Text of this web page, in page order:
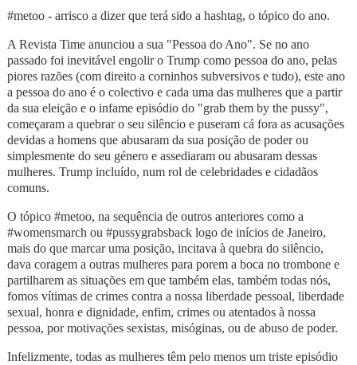
#metoo - arrisco a dizer que terá sido a hashtag, o tópico do ano.
A Revista Time anunciou a sua "Pessoa do Ano". Se no ano
passado foi inevitável engolir o Trump como pessoa do ano, pelas
piores razões (com direito a corninhos subversivos e tudo), este ano
a pessoa do ano é o colectivo e cada uma das mulheres que a partir
da sua eleição e o infame episódio do "grab them by the pussy",
começaram a quebrar o seu silêncio e puseram cá fora as acusações
devidas a homens que abusaram da sua posição de poder ou
simplesmente do seu género e assediaram ou abusaram dessas
mulheres. Trump incluído, num rol de celebridades e cidadãos
comuns.
O tópico #metoo, na sequência de outros anteriores como a
#womensmarch ou #pussygrabsback logo de inícios de Janeiro,
mais do que marcar uma posição, incitava à quebra do silêncio,
dava coragem a outras mulheres para porem a boca no trombone e
partilharem as situações em que também elas, também todas nós,
fomos vítimas de crimes contra a nossa liberdade pessoal, liberdade
sexual, honra e dignidade, enfim, crimes ou atentados à nossa
pessoa, por motivações sexistas, misóginas, ou de abuso de poder.
Infelizmente, todas as mulheres têm pelo menos um triste episódio